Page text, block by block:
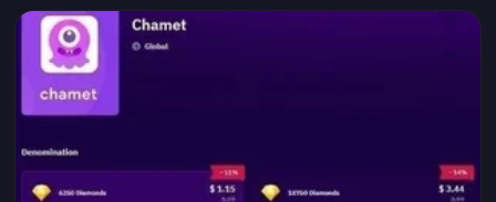
的。一个...